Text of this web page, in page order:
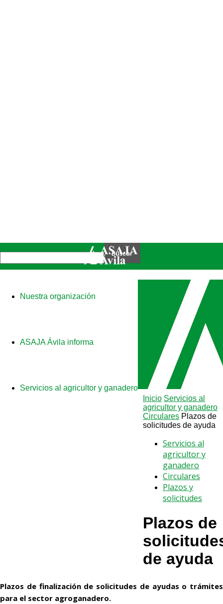
Nuestra organización
ASAJA Ávila informa
Servicios al agricultor y ganadero
Inicio Servicios al
agricultor y ganadero
Circulares Plazos de
solicitudes de ayuda
Servicios al
agricultor y
ganadero
Circulares
Plazos y
solicitudes
Plazos de
de ayuda
Plazos de finalización de solicitudes de ayudas o trámites
para el sector agroganadero.